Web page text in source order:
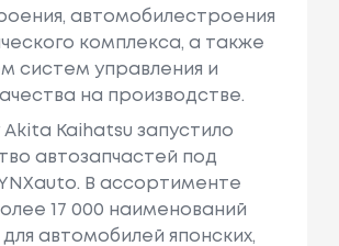
автомобилестроения
комплекса, а также
систем управления и
на производстве.
Akita Kaihatsu запустило
автозапчастей под
В ассортименте
17 000 наименований
автомобилей японских,